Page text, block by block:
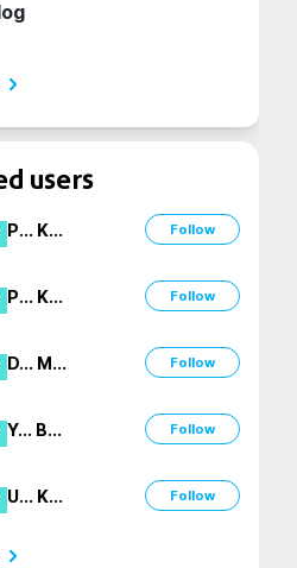
users
P... K... Follow
P... K... Follow
D... M... Follow
Y... B... Follow
U... K... Follow